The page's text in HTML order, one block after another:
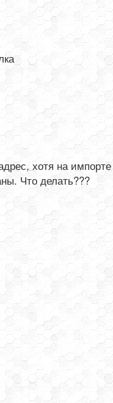
хотя на импорте
Что делать???